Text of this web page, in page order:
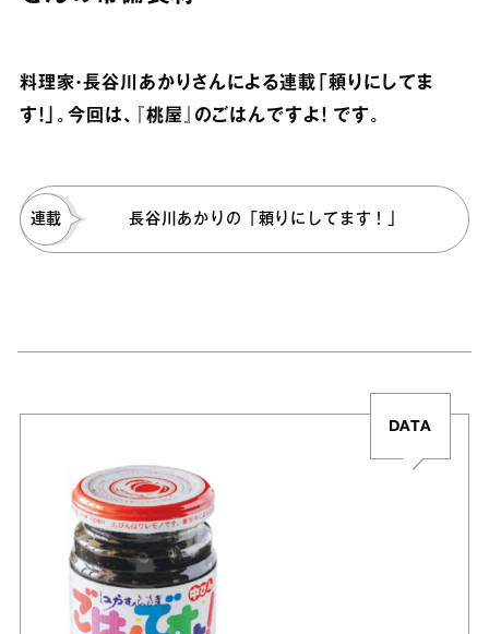
料理家・長谷川あかりさんによる連載「頼りにしてま
す！」。今回は、『桃屋』のごはんですよ！ です。
連載 長谷川あかりの「頼りにしてます！」
DATA